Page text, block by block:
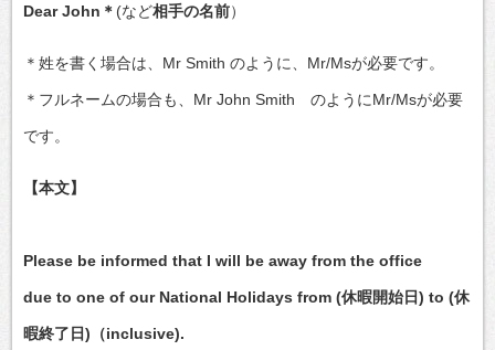
Dear John＊ (など相手の名前）
＊姓を書く場合は、Mr Smith のように、Mr/Msが必要です。
＊フルネームの場合も、Mr John Smith のようにMr/Msが必要
です。
【本文】
Please be informed that I will be away from the office
due to one of our National Holidays from (休暇開始日) to (休
暇終了日)（inclusive).